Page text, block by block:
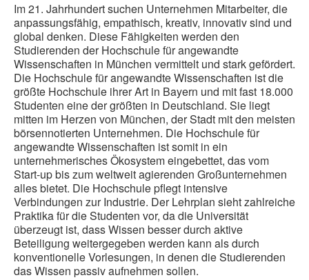
Im 21. Jahrhundert suchen Unternehmen Mitarbeiter, die
anpassungsfähig, empathisch, kreativ, innovativ sind und
global denken. Diese Fähigkeiten werden den
Studierenden der Hochschule für angewandte
Wissenschaften in München vermittelt und stark gefördert.
Die Hochschule für angewandte Wissenschaften ist die
größte Hochschule ihrer Art in Bayern und mit fast 18.000
Studenten eine der größten in Deutschland. Sie liegt
mitten im Herzen von München, der Stadt mit den meisten
börsennotierten Unternehmen. Die Hochschule für
angewandte Wissenschaften ist somit in ein
unternehmerisches Ökosystem eingebettet, das vom
Start-up bis zum weltweit agierenden Großunternehmen
alles bietet. Die Hochschule pflegt intensive
Verbindungen zur Industrie. Der Lehrplan sieht zahlreiche
Praktika für die Studenten vor, da die Universität
überzeugt ist, dass Wissen besser durch aktive
Beteiligung weitergegeben werden kann als durch
konventionelle Vorlesungen, in denen die Studierenden
das Wissen passiv aufnehmen sollen.